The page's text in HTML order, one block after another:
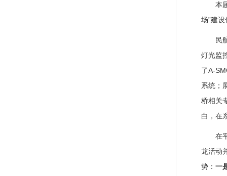
本
场”建
民
灯光监
了A-
系统；
桥相关
白，在
在
龙活动
势： 一